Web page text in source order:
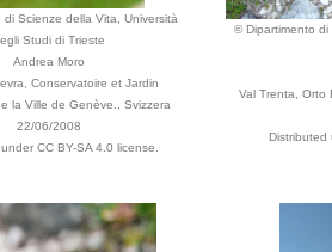
di Scienze della Vita, Università
Studi di Trieste
Andrea Moro
Conservatoire et Jardin
la Ville de Genève., Svizzera
22/06/2008
CC BY-SA 4.0 license.
© Dipartimento
Val Trenta, Orto
Distributed